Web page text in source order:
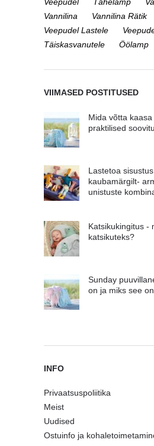
Vannilina
Vannilina Rätik
Veepudel Lastele
Täiskasvanutele
Öölamp
VIIMASED POSTITUSED
Mida võtta
praktilised
Lastetoa
kaubamärgilt-
unistuste
Katsikukingitus -
katsikuteks?
Sunday
on ja miks see
INFO
Privaatsuspoliitika
Meist
Uudised
Ostuinfo ja